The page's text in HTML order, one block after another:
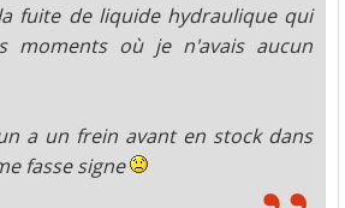
fuite de liquide hydraulique qui
moments où je n'avais aucun
a un frein avant en stock dans
fasse signe